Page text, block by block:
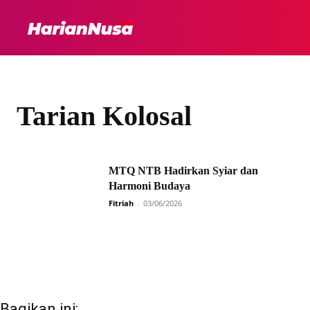
Tarian Kolosal
MTQ NTB Hadirkan Syiar dan
Harmoni Budaya
Fitriah - 03/06/2026